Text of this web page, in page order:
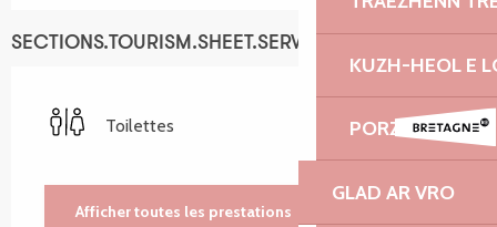
KUZH-HEOL E
PORZH GWENN
GLAD AR VRO
SECTIONS.TOURISM.SHEET.SERVICES
Toilettes
Afficher toutes les prestations